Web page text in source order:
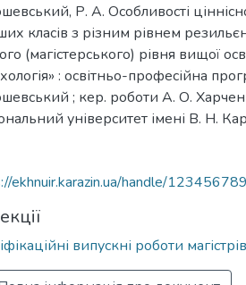
Р. А. Особливості
класів з різним рівнем
(магістерського) рівня вищої
: освітньо-професійна
; кер. роботи А. О.
університет імені В. Н.
ekhnuir.karazin.ua/handle/
випускні роботи